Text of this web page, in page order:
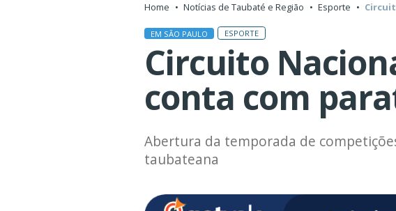
Home Notícias de Taubaté e Região Esporte
EM SÃO PAULO ESPORTE
Circuito
conta com
Abertura da temporada de
taubateana